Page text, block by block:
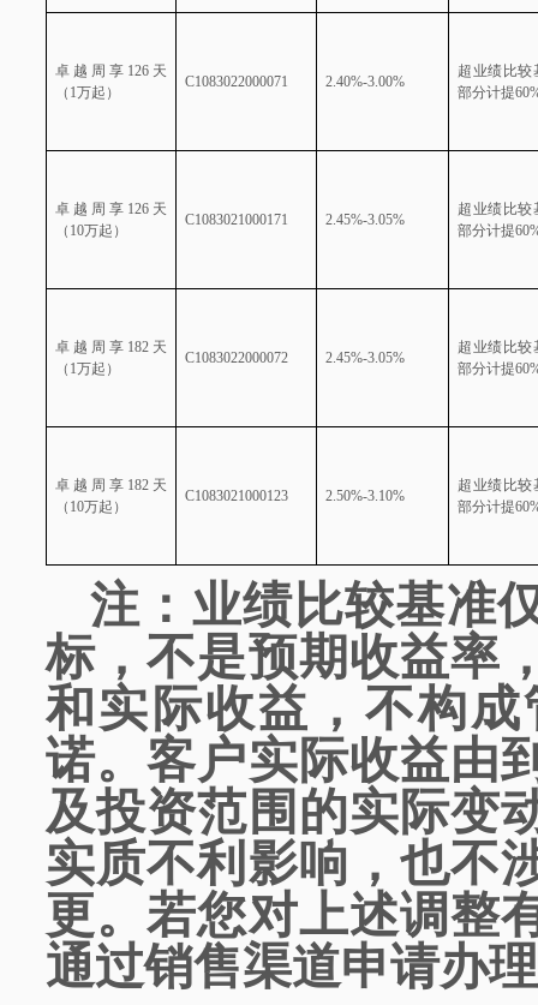
卓越周享 126 天
（ 1万起）
C1083022000071 2.40%-3.00%
超业绩比较
部分计提
卓越周享 126 天
（ 10万起）
C1083021000171 2.45%-3.05%
超业绩比较
部分计提
卓越周享 182 天
（ 1万起）
C1083022000072 2.45%-3.05%
超业绩比较
部分计提
卓越周享 182 天
（ 10万起）
C1083021000123 2.50%-3.10%
超业绩比较
部分计提
注：业绩比较基准
标 ，不是预期收益率
和实际收益，不构
诺。客户实际收益由
及投资范围的实际变
实质不利影响，也不
更。若您对上述调整
通过销售渠道申请办